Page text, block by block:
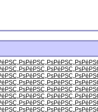
РёРЅС„РѕРёРЅС„Рѕ
РёРЅС„РѕРёРЅС„Рѕ
РёРЅС„РѕРёРЅС„Рѕ
РёРЅС„РѕРёРЅС„Рѕ
РёРЅС„РѕРёРЅС„Рѕ
РёРЅС„РѕРёРЅС„Рѕ
РёРЅС„РѕРёРЅС„Рѕ
РёРЅС„РѕРёРЅС„Рѕ